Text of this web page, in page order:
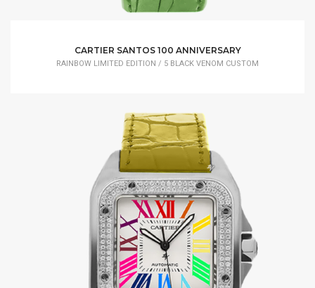
CARTIER SANTOS 100 ANNIVERSARY
RAINBOW LIMITED EDITION / 5 BLACK VENOM CUSTOM